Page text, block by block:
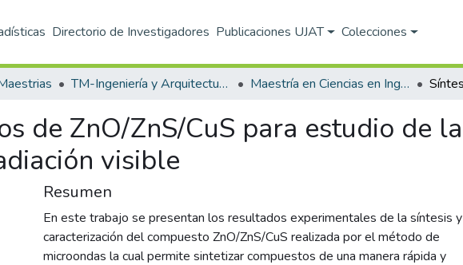
Directorio de Investigadores Publicaciones UJAT Colecciones
TM-Ingeniería y Arquitectura (DAIA) Maestría en Ciencias en Ingeniería (PNPC)
de ZnO/ZnS/CuS para estudio de la
visible
Resumen
En este trabajo se presentan los resultados experimentales de la síntesis y
caracterización del compuesto ZnO/ZnS/CuS realizada por el método de
microondas la cual permite sintetizar compuestos de una manera rápida y